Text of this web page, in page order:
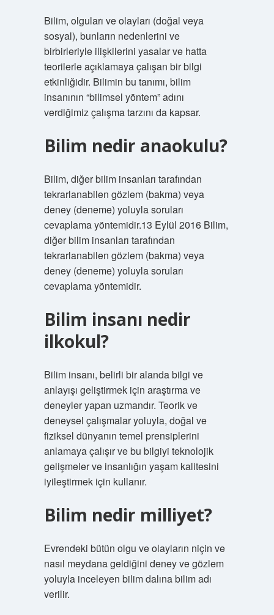
Bilim, olguları ve olayları (doğal veya
sosyal), bunların nedenlerini ve
birbirleriyle ilişkilerini yasalar ve hatta
teorilerle açıklamaya çalışan bir bilgi
etkinliğidir. Bilimin bu tanımı, bilim
insanının “bilimsel yöntem” adını
verdiğimiz çalışma tarzını da kapsar.
Bilim nedir anaokulu?
Bilim, diğer bilim insanları tarafından
tekrarlanabilen gözlem (bakma) veya
deney (deneme) yoluyla soruları
cevaplama yöntemidir.13 Eylül 2016 Bilim,
diğer bilim insanları tarafından
tekrarlanabilen gözlem (bakma) veya
deney (deneme) yoluyla soruları
cevaplama yöntemidir.
Bilim insanı nedir
ilkokul?
Bilim insanı, belirli bir alanda bilgi ve
anlayışı geliştirmek için araştırma ve
deneyler yapan uzmandır. Teorik ve
deneysel çalışmalar yoluyla, doğal ve
fiziksel dünyanın temel prensiplerini
anlamaya çalışır ve bu bilgiyi teknolojik
gelişmeler ve insanlığın yaşam kalitesini
iyileştirmek için kullanır.
Bilim nedir milliyet?
Evrendeki bütün olgu ve olayların niçin ve
nasıl meydana geldiğini deney ve gözlem
yoluyla inceleyen bilim dalına bilim adı
verilir.